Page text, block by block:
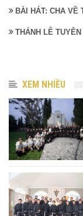
BÀI HÁT: CHA VỀ
THÁNH LỄ
XEM NHIỀU